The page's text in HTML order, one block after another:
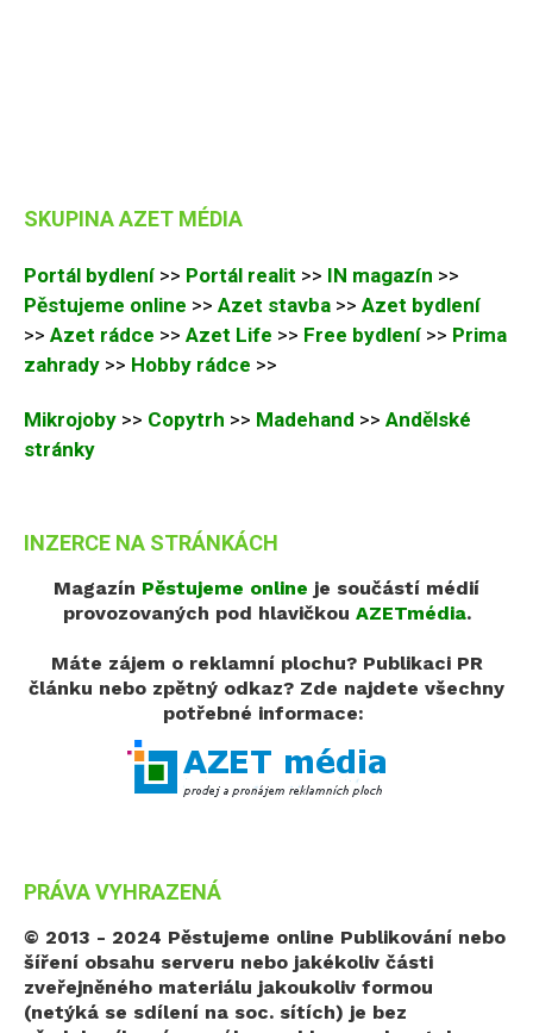
SKUPINA AZET MÉDIA
Portál bydlení >> Portál realit >> IN magazín >>
Pěstujeme online >> Azet stavba >> Azet bydlení
>> Azet rádce >> Azet Life >> Free bydlení >> Prima
zahrady >> Hobby rádce >>
Mikrojoby >> Copytrh >> Madehand >> Andělské
stránky
INZERCE NA STRÁNKÁCH
Magazín Pěstujeme online je součástí médií
provozovaných pod hlavičkou AZETmédia.
Máte zájem o reklamní plochu? Publikaci PR
článku nebo zpětný odkaz? Zde najdete všechny
potřebné informace:
PRÁVA VYHRAZENÁ
© 2013 - 2024 Pěstujeme online Publikování nebo
šíření obsahu serveru nebo jakékoliv části
zveřejněného materiálu jakoukoliv formou
(netýká se sdílení na soc. sítích) je bez